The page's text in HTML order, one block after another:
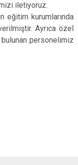
iletiyoruz.
eğitim kurumlarında
Ayrıca özel
personelimiz